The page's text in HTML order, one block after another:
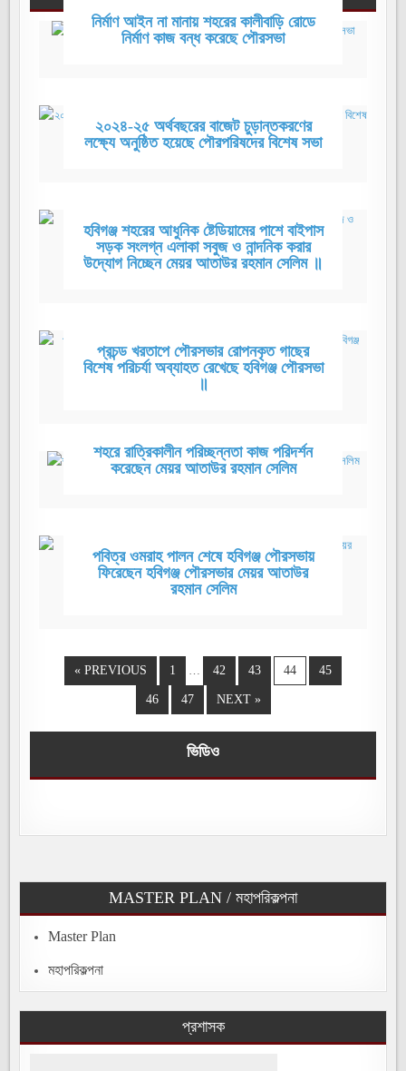
নির্মাণ আইন না মানায় শহরের কালীবাড়ি রোডে
নির্মাণ কাজ বন্ধ করেছে পৌরসভা
২০২৪-২৫ অর্থবছরের বাজেট চুড়ান্তকরণের
লক্ষ্যে অনুষ্ঠিত হয়েছে পৌরপরিষদের বিশেষ সভা
হবিগঞ্জ শহরের আধুনিক ষ্টেডিয়ামের পাশে বাইপাস
সড়ক সংলগ্ন এলাকা সবুজ ও নান্দনিক করার
উদ্যোগ নিচ্ছেন মেয়র আতাউর রহমান সেলিম ॥
প্রচন্ড খরতাপে পৌরসভার রোপনকৃত গাছের
বিশেষ পরিচর্যা অব্যাহত রেখেছে হবিগঞ্জ পৌরসভা
॥
শহরে রাত্রিকালীন পরিচ্ছন্নতা কাজ পরিদর্শন
করেছেন মেয়র আতাউর রহমান সেলিম
পবিত্র ওমরাহ পালন শেষে হবিগঞ্জ পৌরসভায়
ফিরেছেন হবিগঞ্জ পৌরসভার মেয়র আতাউর
রহমান সেলিম
« PREVIOUS 1 42 43 44 45
46 47 NEXT »
ভিডিও
MASTER PLAN / মহাপরিকল্পনা
Master Plan
মহাপরিকল্পনা
প্রশাসক